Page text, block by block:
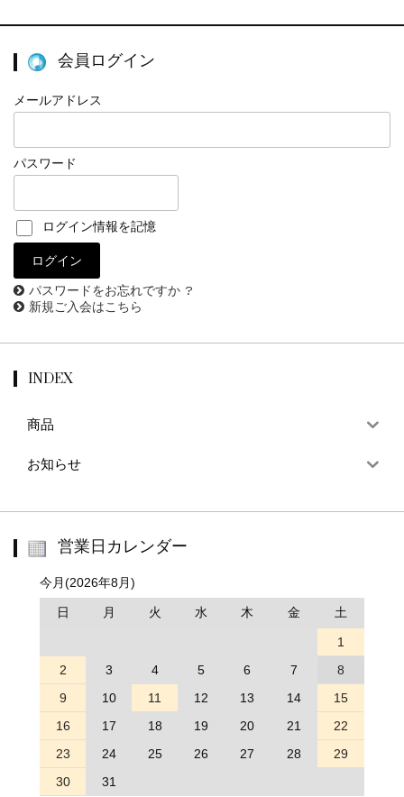
会員ログイン
メールアドレス
パスワード
ログイン情報を記憶
パスワードをお忘れですか ?
新規ご入会はこちら
INDEX
商品
お知らせ
営業日カレンダー
今月(2026年8月)
日 月 火 水 木 金 土
1
2
3 4 5 6 7
8
9
10 11 12 13 14
15
16
17 18 19 20 21
22
23
24 25 26 27 28
29
30
31